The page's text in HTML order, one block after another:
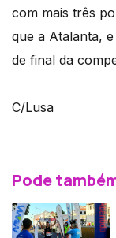
com mais três
que a Atalanta,
de final da
C/Lusa
Pode